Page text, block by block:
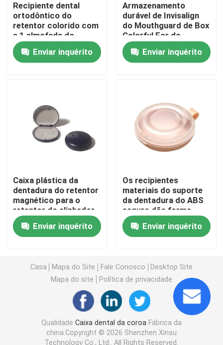
Peça umas citações
Caixa dental da coroa
Caixa dental da dentadura
Caixa do alinhador com espelho
Alinhador dental Chewies
Removedor ortodôntico do alinhador
Laços ortodônticos da ligadura
Jogo ortodôntico do cuidado
abridor de boca dental
Recipiente dental
ortodôntico do
retentor colorido com
a 1 almofada do
silicone
Enviar inquérito
Armazenamento
durável de Invisalign
do Mouthguard de Box
Colorful For do
protetor de boca
Enviar inquérito
Caixa plástica da
dentadura do retentor
magnético para o
retentor do alinhador
de Invisalign
Enviar inquérito
Os recipientes
materiais do suporte
da dentadura do ABS
seguro dão forma
circularmente para o
armazenamento do
alinhador
Enviar inquérito
Casa Mapa do Site Fale Conosco
Desktop Site
Mapa do site
Política de privacidade
Qualidade Caixa dental da coroa Fábrica da
china.Copyright © 2026 Shenzhen Xinsu
Technology Co., Ltd.. All Rights Reserved.